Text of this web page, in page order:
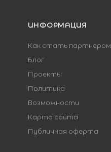
ИНФОРМАЦИЯ
Как стать партнером
Блог
Проекты
Политика
Возможности
Карта сайта
Публичная оферта